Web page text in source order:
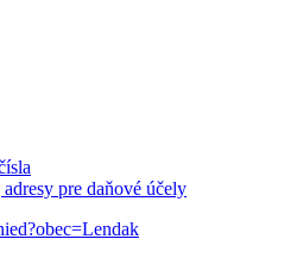
pre daňové účely